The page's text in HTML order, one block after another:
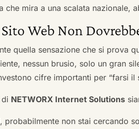
che mira a una scalata nazionale,
Web Non
quella sensazione che si prova
nessun brusio, solo un gran
cifre importanti per “farsi
NETWORX Internet Solutions
probabilmente non stai cercando